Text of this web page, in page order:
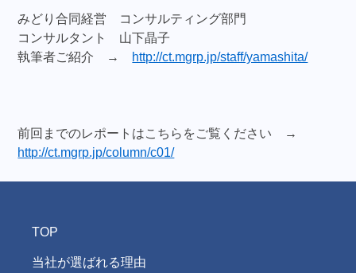
みどり合同経営 コンサルティング部門
コンサルタント 山下晶子
執筆者ご紹介 → http://ct.mgrp.jp/staff/yamashita/
前回までのレポートはこちらをご覧ください →
http://ct.mgrp.jp/column/c01/
TOP
当社が選ばれる理由